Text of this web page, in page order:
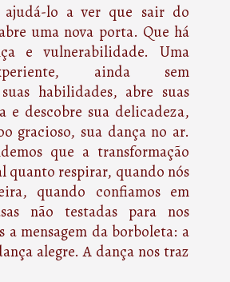
lo a ver que sair do
uma nova porta. Que há
e vulnerabilidade. Uma
ainda sem
habilidades, abre suas
e descobre sua delicadeza,
gracioso, sua dança no ar.
que a transformação
quanto respirar, quando nós
quando confiamos em
não testadas para nos
a mensagem da borboleta: a
alegre. A dança nos traz